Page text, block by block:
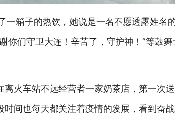
一箱子的热饮，她说是一名不愿透露姓名
你们守卫大连！辛苦了，守护神！”等鼓
火车站不远经营者一家奶茶店，第一次
间也每天都关注着疫情的发展，看到奋